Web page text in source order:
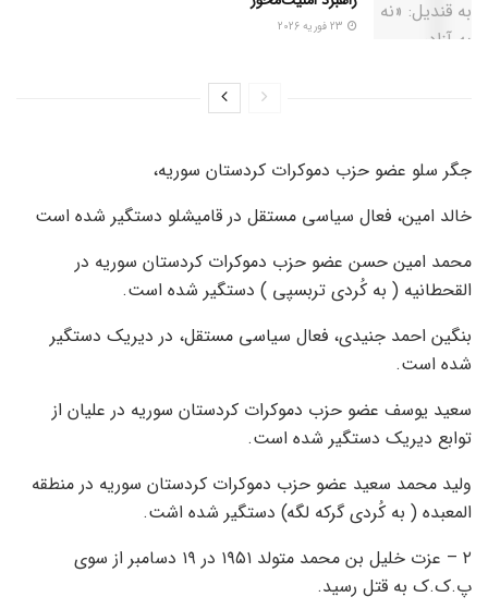
جگر سلو عضو حزب دموکرات کردستان سوریه،
خالد امین، فعال سیاسی مستقل در قامیشلو دستگیر شده است
محمد امین حسن عضو حزب دموکرات کردستان سوریه در
القحطانیه ( به کُردی تربسپی ) دستگیر شده است.
بنگین احمد جنیدی، فعال سیاسی مستقل، در دیریک دستگیر
شده است.
سعید یوسف عضو حزب دموکرات کردستان سوریه در علیان از
توابع دیریک دستگیر شده است.
ولید محمد سعید عضو حزب دموکرات کردستان سوریه در منطقه
المعبده ( به کُردی گرکه لگه) دستگیر شده اشت.
۲ – عزت خلیل بن محمد متولد ۱۹۵۱ در ۱۹ دسامبر از سوی
پ.ک.ک به قتل رسید.